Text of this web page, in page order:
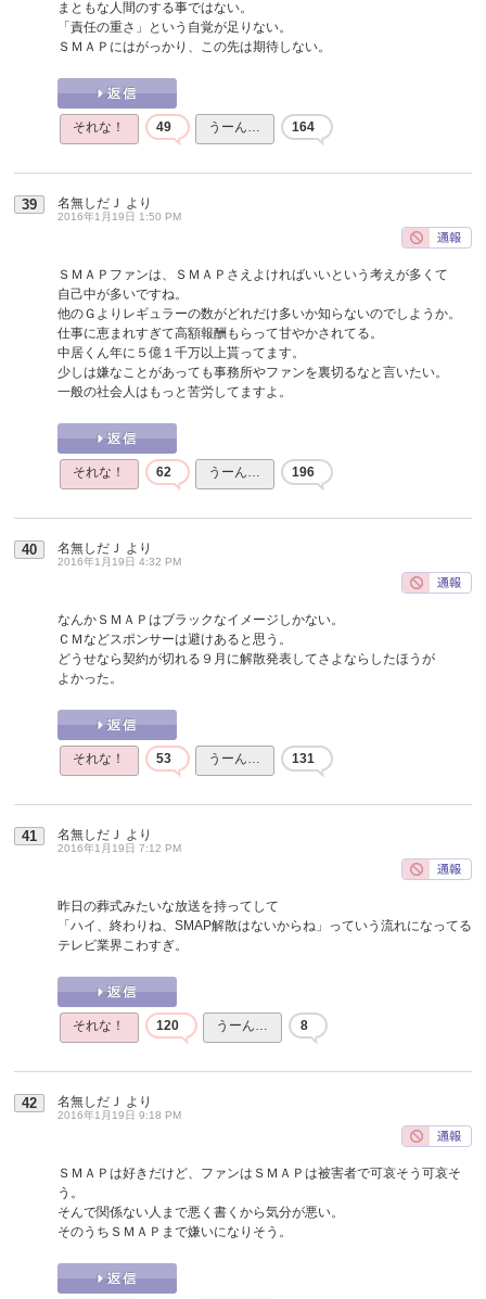
まともな人間のする事ではない。
「責任の重さ」という自覚が足りない。
ＳＭＡＰにはがっかり、この先は期待しない。
それな！ 49 うーん… 164
39 名無しだＪ より
2016年1月19日 1:50 PM
ＳＭＡＰファンは、ＳＭＡＰさえよければいいという考えが多くて
自己中が多いですね。
他のＧよりレギュラーの数がどれだけ多いか知らないのでしようか。
仕事に恵まれすぎて高額報酬もらって甘やかされてる。
中居くん年に５億１千万以上貰ってます。
少しは嫌なことがあっても事務所やファンを裏切るなと言いたい。
一般の社会人はもっと苦労してますよ。
それな！ 62 うーん… 196
40 名無しだＪ より
2016年1月19日 4:32 PM
なんかＳＭＡＰはブラックなイメージしかない。
ＣＭなどスポンサーは避けあると思う。
どうせなら契約が切れる９月に解散発表してさよならしたほうが
よかった。
それな！ 53 うーん… 131
41 名無しだＪ より
2016年1月19日 7:12 PM
昨日の葬式みたいな放送を持ってして
「ハイ、終わりね、SMAP解散はないからね」っていう流れになってる
テレビ業界こわすぎ。
それな！ 120 うーん… 8
42 名無しだＪ より
2016年1月19日 9:18 PM
ＳＭＡＰは好きだけど、ファンはＳＭＡＰは被害者で可哀そう可哀そ
う。
そんで関係ない人まで悪く書くから気分が悪い。
そのうちＳＭＡＰまで嫌いになりそう。